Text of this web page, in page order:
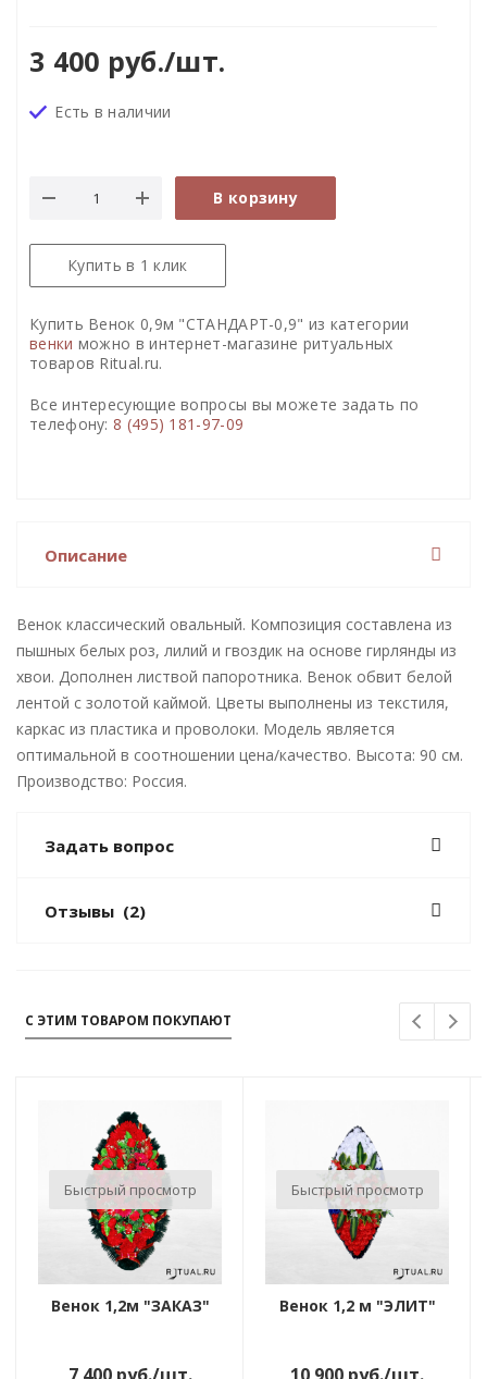
3 400 руб./шт.
Есть в наличии
В корзину
Купить в 1 клик
Купить Венок 0,9м "СТАНДАРТ-0,9" из категории
венки можно в интернет-магазине ритуальных
товаров Ritual.ru.
Все интересующие вопросы вы можете задать по
телефону: 8 (495) 181-97-09
Описание
Венок классический овальный. Композиция составлена из
пышных белых роз, лилий и гвоздик на основе гирлянды из
хвои. Дополнен листвой папоротника. Венок обвит белой
лентой с золотой каймой. Цветы выполнены из текстиля,
каркас из пластика и проволоки. Модель является
оптимальной в соотношении цена/качество. Высота: 90 см.
Производство: Россия.
Задать вопрос
Отзывы (2)
С ЭТИМ ТОВАРОМ ПОКУПАЮТ
Быстрый просмотр
Венок 1,2м "ЗАКАЗ"
Быстрый просмотр
Венок 1,2 м "ЭЛИТ"